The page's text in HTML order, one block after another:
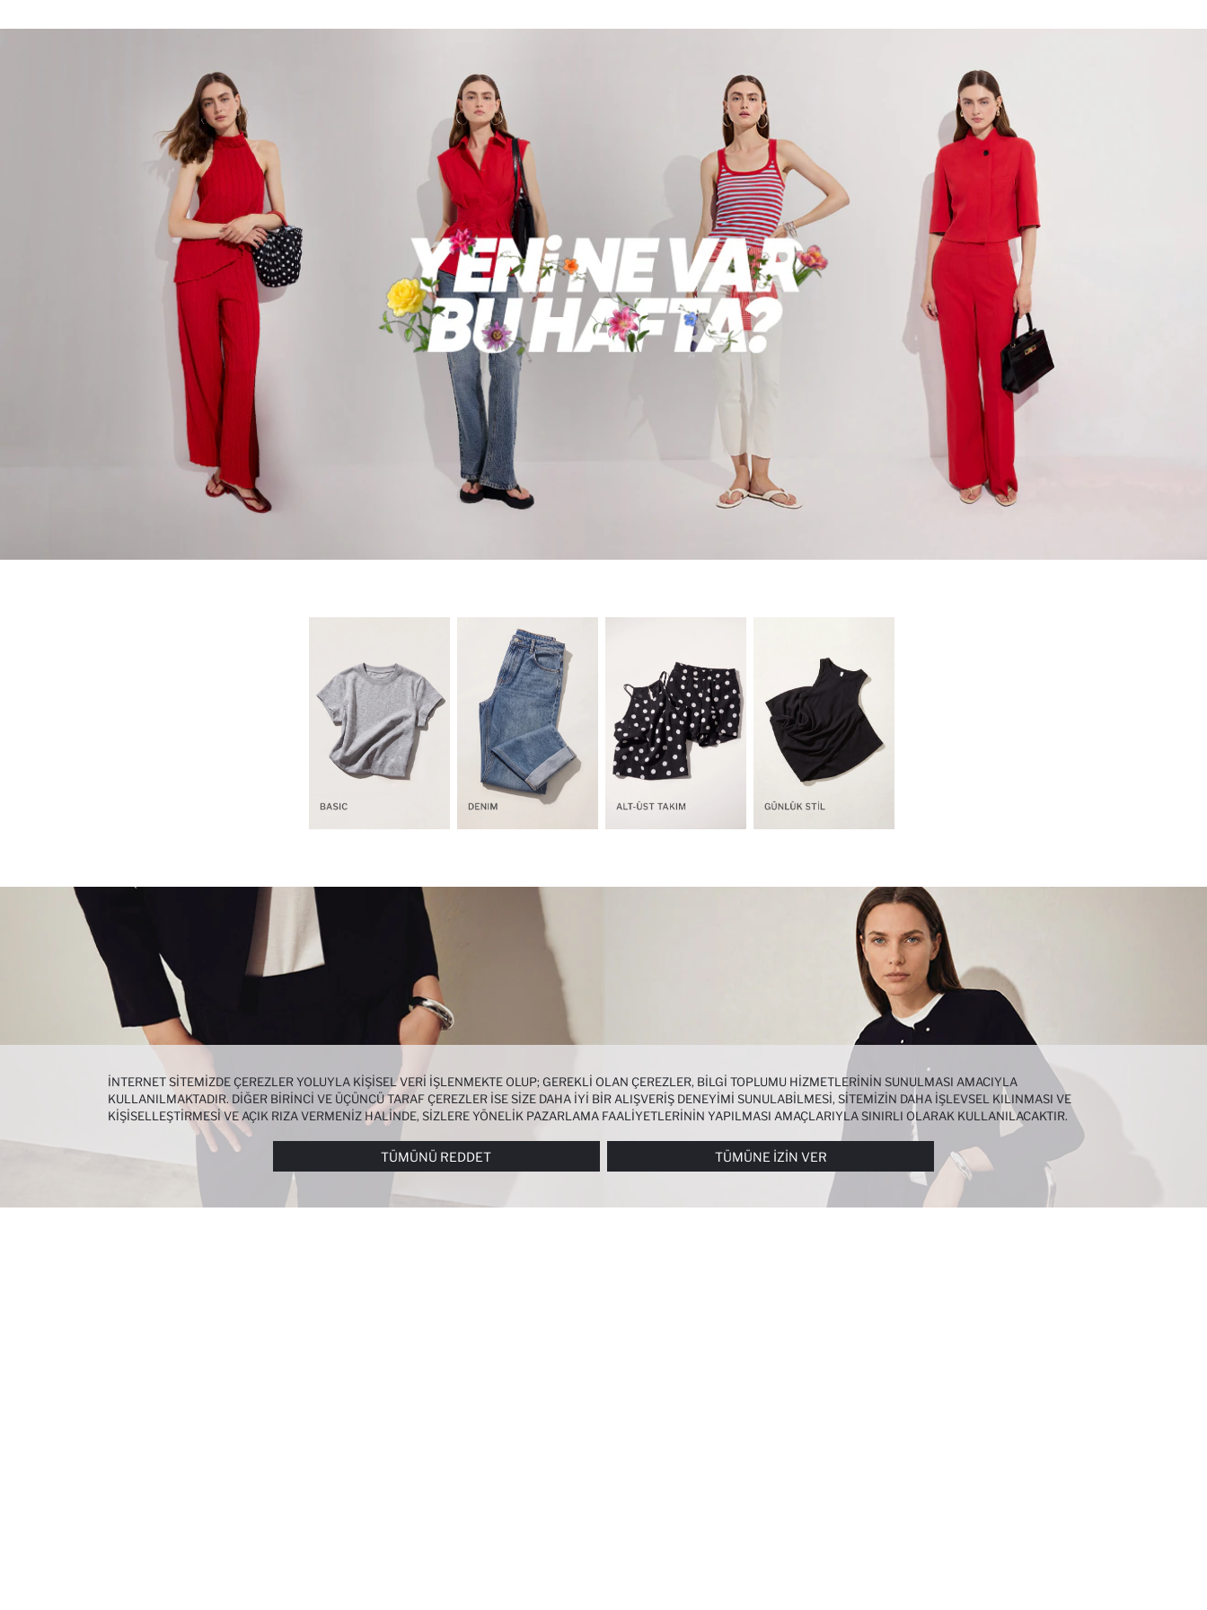
İNTERNET SITEMIZDE ÇEREZLER YOLUYLA KIŞISEL VERI IŞLENMEKTE OLUP; GEREKLI OLAN ÇEREZLER, BILGI TOPLUMU HIZMETLERININ SUNULMASI AMACIYLA
KULLANILMAKTADIR. DIĞER BIRINCI VE ÜÇÜNCÜ TARAF ÇEREZLER ISE SIZE DAHA IYI BIR ALIŞVERIŞ DENEYIMI SUNULABILMESI, SITEMIZIN DAHA IŞLEVSEL KILINMASI VE
KIŞISELLEŞTIRMESI VE AÇIK RIZA VERMENIZ HALINDE, SIZLERE YÖNELIK PAZARLAMA FAALIYETLERININ YAPILMASI AMAÇLARIYLA SINIRLI OLARAK KULLANILACAKTIR.
ÇEREZLERE DAIR TERCIHLERINIZI
ÇEREZ TERCIHLERI PANELI ARACILIĞIYLA HER ZAMAN YÖNETEBILIR, ÇEREZLERLE ILGILI DAHA DETAYLI BILGIYE
ÇEREZ AYDINLATMA
’NDEN ULAŞABILIRSINIZ. TÜMÜNÜ REDDET TÜMÜNE İZIN VER